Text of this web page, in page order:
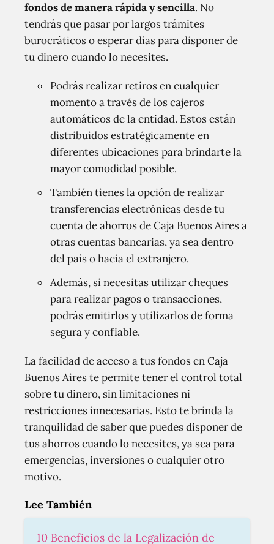
fondos de manera rápida y sencilla. No
tendrás que pasar por largos trámites
burocráticos o esperar días para disponer de
tu dinero cuando lo necesites.
Podrás realizar retiros en cualquier
momento a través de los cajeros
automáticos de la entidad. Estos están
distribuidos estratégicamente en
diferentes ubicaciones para brindarte la
mayor comodidad posible.
También tienes la opción de realizar
transferencias electrónicas desde tu
cuenta de ahorros de Caja Buenos Aires a
otras cuentas bancarias, ya sea dentro
del país o hacia el extranjero.
Además, si necesitas utilizar cheques
para realizar pagos o transacciones,
podrás emitirlos y utilizarlos de forma
segura y confiable.
La facilidad de acceso a tus fondos en Caja
Buenos Aires te permite tener el control total
sobre tu dinero, sin limitaciones ni
restricciones innecesarias. Esto te brinda la
tranquilidad de saber que puedes disponer de
tus ahorros cuando lo necesites, ya sea para
emergencias, inversiones o cualquier otro
motivo.
Lee También
10 Beneficios de la Legalización de